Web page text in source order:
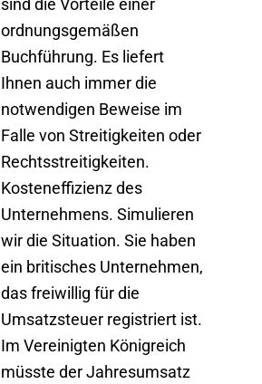
sind die Vorteile einer
ordnungsgemäßen
Buchführung. Es liefert
Ihnen auch immer die
notwendigen Beweise im
Falle von Streitigkeiten oder
Rechtsstreitigkeiten.
Kosteneffizienz des
Unternehmens. Simulieren
wir die Situation. Sie haben
ein britisches Unternehmen,
das freiwillig für die
Umsatzsteuer registriert ist.
Im Vereinigten Königreich
müsste der Jahresumsatz